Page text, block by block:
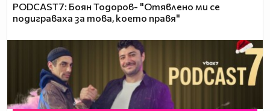
PODCAST7: ‪Боян Тодоров- "Отявлено ми се
подиграваха за това, което правя"